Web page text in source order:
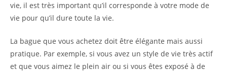
vie, il est très important qu’il corresponde à votre mode de
vie pour qu’il dure toute la vie.
La bague que vous achetez doit être élégante mais aussi
pratique. Par exemple, si vous avez un style de vie très actif
et que vous aimez le plein air ou si vous êtes exposé à de